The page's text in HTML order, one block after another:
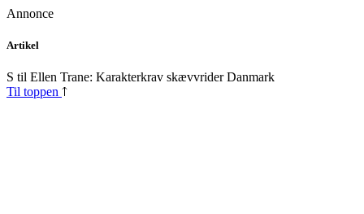
Annonce
Skip
content
Artikel
S til Ellen Trane: Karakterkrav skævvrider Danmark
Til toppen